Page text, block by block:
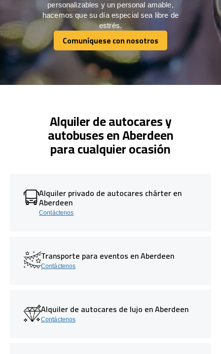
personalizables y un personal amable,
hacemos que su día especial sea libre de
estrés.
Comuníquese con nosotros
Comuníquese con nosotros
Alquiler de autocares y
autobuses en Aberdeen
para cualquier ocasión
Alquiler privado de autocares chárter en
Aberdeen
Contáctenos
Transporte para eventos en Aberdeen
Contáctenos
Alquiler de autocares de lujo en Aberdeen
Contáctenos